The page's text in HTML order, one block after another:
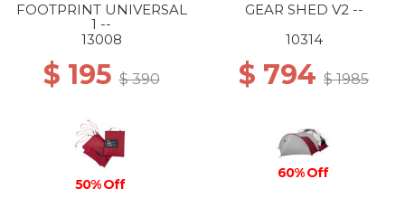
FOOTPRINT UNIVERSAL
1 --
13008
$ 195$ 390
50% Off
GEAR SHED V2 --
10314
$ 794 $ 1985
60% Off